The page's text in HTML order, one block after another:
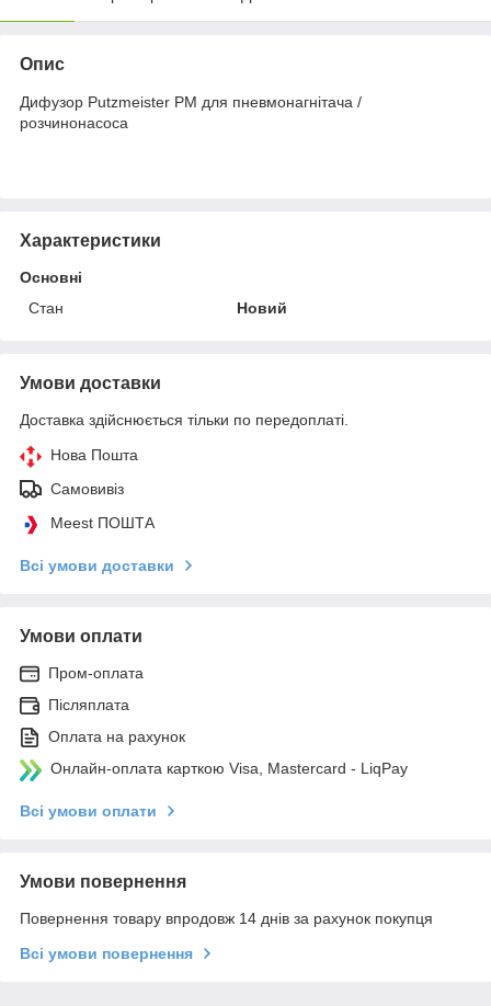
Опис
Дифузор Putzmeister PM для пневмонагнітача /
розчинонасоса
Характеристики
Основні
Стан
Новий
Умови доставки
Доставка здійснюється тільки по передоплаті.
Нова Пошта
Самовивіз
Meest ПОШТА
Всі умови доставки
Умови оплати
Пром-оплата
Післяплата
Оплата на рахунок
Онлайн-оплата карткою Visa, Mastercard - LiqPay
Всі умови оплати
Умови повернення
Повернення товару впродовж 14 днів за рахунок покупця
Всі умови повернення